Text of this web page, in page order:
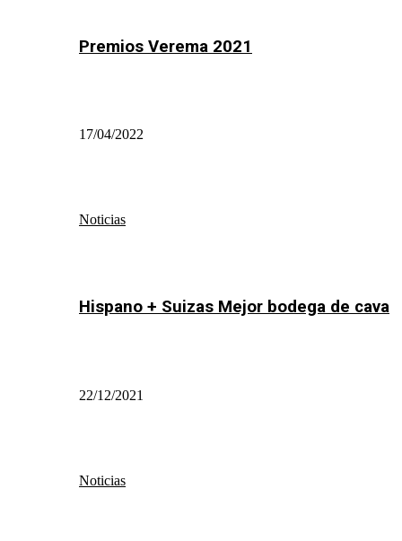
Premios Verema 2021
17/04/2022
Noticias
Hispano + Suizas Mejor bodega de cava
22/12/2021
Noticias